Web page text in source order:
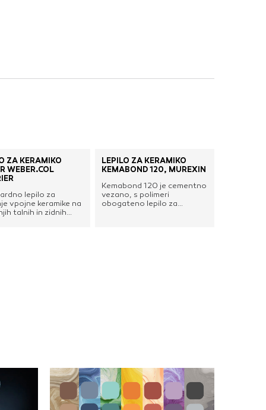
ZA KERAMIKO
WEBER.COL
lepilo za
vpojne keramike na
talnih in zidnih
LEPILO ZA KERAMIKO
KEMABOND 120, MUREXIN
Kemabond 120 je cementno
vezano, s polimeri
obogateno lepilo za